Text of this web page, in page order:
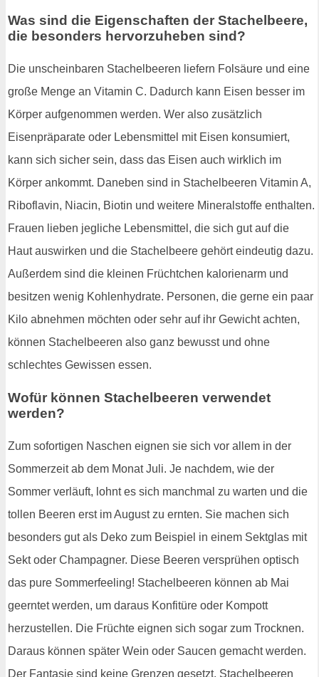
Was sind die Eigenschaften der Stachelbeere,
die besonders hervorzuheben sind?
Die unscheinbaren Stachelbeeren liefern Folsäure und eine
große Menge an Vitamin C. Dadurch kann Eisen besser im
Körper aufgenommen werden. Wer also zusätzlich
Eisenpräparate oder Lebensmittel mit Eisen konsumiert,
kann sich sicher sein, dass das Eisen auch wirklich im
Körper ankommt. Daneben sind in Stachelbeeren Vitamin A,
Riboflavin, Niacin, Biotin und weitere Mineralstoffe enthalten.
Frauen lieben jegliche Lebensmittel, die sich gut auf die
Haut auswirken und die Stachelbeere gehört eindeutig dazu.
Außerdem sind die kleinen Früchtchen kalorienarm und
besitzen wenig Kohlenhydrate. Personen, die gerne ein paar
Kilo abnehmen möchten oder sehr auf ihr Gewicht achten,
können Stachelbeeren also ganz bewusst und ohne
schlechtes Gewissen essen.
Wofür können Stachelbeeren verwendet
werden?
Zum sofortigen Naschen eignen sie sich vor allem in der
Sommerzeit ab dem Monat Juli. Je nachdem, wie der
Sommer verläuft, lohnt es sich manchmal zu warten und die
tollen Beeren erst im August zu ernten. Sie machen sich
besonders gut als Deko zum Beispiel in einem Sektglas mit
Sekt oder Champagner. Diese Beeren versprühen optisch
das pure Sommerfeeling! Stachelbeeren können ab Mai
geerntet werden, um daraus Konfitüre oder Kompott
herzustellen. Die Früchte eignen sich sogar zum Trocknen.
Daraus können später Wein oder Saucen gemacht werden.
Der Fantasie sind keine Grenzen gesetzt, Stachelbeeren